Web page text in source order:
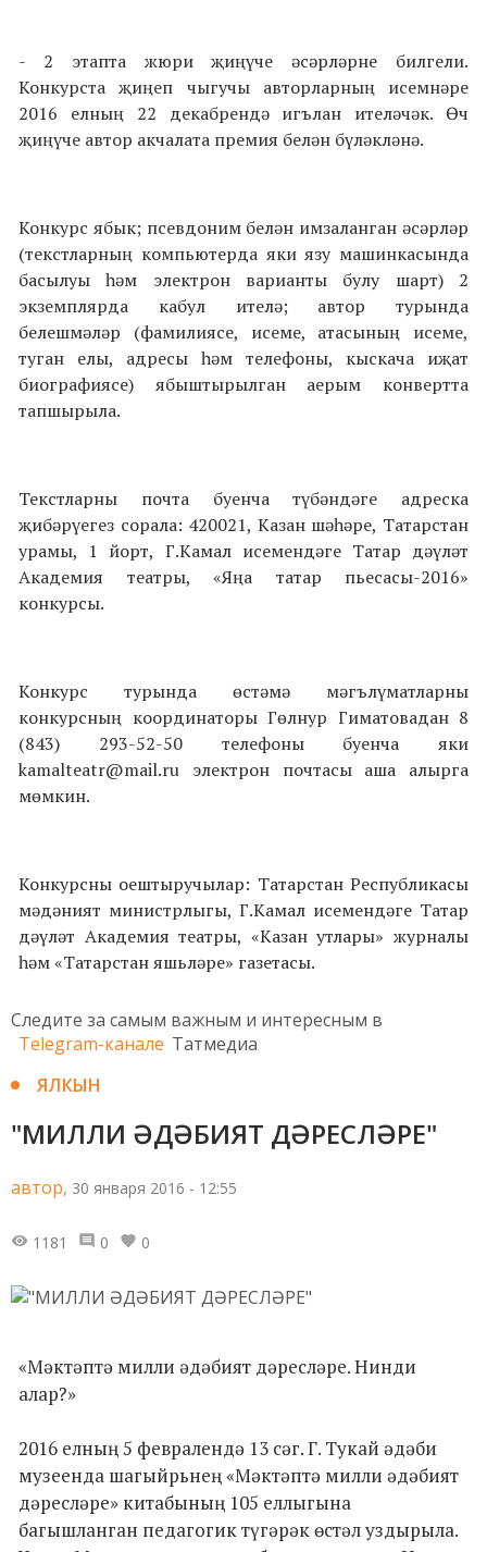
- 2 этапта жюри җиңүче әсәрләрне билгели.
Конкурста җиңеп чыгучы авторларның исемнәре
2016 елның 22 декабрендә игълан ителәчәк. Өч
җиңүче автор акчалата премия белән бүләкләнә.
Конкурс ябык; псевдоним белән имзаланган әсәрләр
(текстларның компьютерда яки язу машинкасында
басылуы һәм электрон варианты булу шарт) 2
экземплярда кабул ителә; автор турында
белешмәләр (фамилиясе, исеме, атасының исеме,
туган елы, адресы һәм телефоны, кыскача иҗат
биографиясе) ябыштырылган аерым конвертта
тапшырыла.
Текстларны почта буенча түбәндәге адреска
җибәрүегез сорала: 420021, Казан шәһәре, Татарстан
урамы, 1 йорт, Г.Камал исемендәге Татар дәүләт
Академия театры, «Яңа татар пьесасы-2016»
конкурсы.
Конкурс турында өстәмә мәгълүматларны
конкурсның координаторы Гөлнур Гиматовадан 8
(843) 293-52-50 телефоны буенча яки
kamalteatr@mail.ru электрон почтасы аша алырга
мөмкин.
Конкурсны оештыручылар: Татарстан Республикасы
мәдәният министрлыгы, Г.Камал исемендәге Татар
дәүләт Академия театры, «Казан утлары» журналы
һәм «Татарстан яшьләре» газетасы.
Следите за самым важным и интересным в
Telegram-канале Татмедиа
ЯЛКЫН
"МИЛЛИ ӘДӘБИЯТ ДӘРЕСЛӘРЕ"
автор, 30 января 2016 - 12:55
1181 0 0
«Мәктәптә милли әдәбият дәресләре. Нинди
алар?»
2016 елның 5 февралендә 13 сәг. Г. Тукай әдәби
музеенда шагыйрьнең «Мәктәптә милли әдәбият
дәресләре» китабының 105 еллыгына
багышланган педагогик түгәрәк өстәл уздырыла.